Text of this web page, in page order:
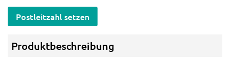
Postleitzahl setzen
Produktbeschreibung